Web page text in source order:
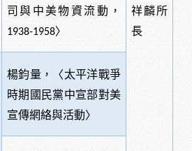
司與中美物資流動，
1938-1958〉
祥麟所
長
楊鈞量，〈太平洋戰爭
時期國民黨中宣部對美
宣傳網絡與活動〉